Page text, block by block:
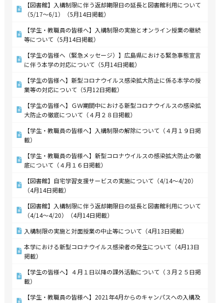
【図書館】入構制限に伴う返却期限日の延長と図書館利用について
（5/17～6/1）（5月14日掲載）
【学生・教職員の皆様へ】入構制限の実施とオンライン授業の継続
等について（5月14日掲載）
【学生の皆様へ（緊急メッセージ）】広島県における緊急事態宣言
に伴う本学の対応について（5月14日掲載）
【学生の皆様へ】新型コロナウイルス感染拡大防止に係る本学の授
業等の対応について（5月12日掲載）
【学生の皆様へ】ＧＷ期間中における新型コロナウイルスの感染拡
大防止の徹底について（４月２８日掲載）
【学生・教職員の皆様へ】入構制限の解除について（４月１９日掲
載）
【学生・教職員の皆様へ】新型コロナウイルスの感染拡大防止の徹
底について（４月１６日掲載）
【図書館】自宅学習支援サービスの実施について（4/14～4/20）
（4月14日掲載）
【図書館】入構制限に伴う返却期限日の延長と図書館利用について
（4/14～4/20）（4月14日掲載）
入構制限の実施と対面授業の中止等について（4月13日掲載）
本学における新型コロナウイルス感染者の発生について（4月13日
掲載）
【学生の皆様へ】４月１日以降の課外活動について（３月２５日掲
載）
【学生・教職員の皆様へ】2021年4月からのキャンパスへの入構及